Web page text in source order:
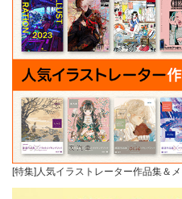
[特集]人気イラストレーター作品集＆メ